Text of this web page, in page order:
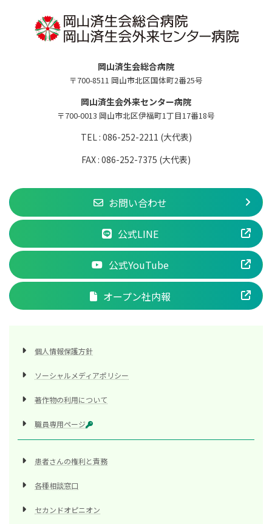
岡山済生会総合病院
〒700-8511 岡山市北区国体町2番25号
岡山済生会外来センター病院
〒700-0013 岡山市北区伊福町1丁目17番18号
TEL : 086-252-2211 (大代表)
FAX : 086-252-7375 (大代表)
お問い合わせ
公式LINE
公式YouTube
オープン社内報
個人情報保護方針
ソーシャルメディアポリシー
著作物の利用について
職員専用ページ
患者さんの権利と責務
各種相談窓口
セカンドオピニオン